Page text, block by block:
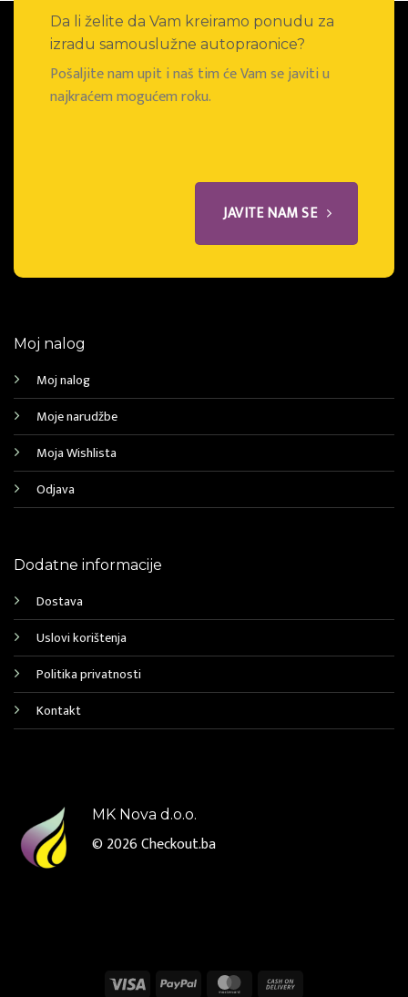
Da li želite da Vam kreiramo ponudu za
izradu samouslužne autopraonice?
Pošaljite nam upit i naš tim će Vam se javiti u
najkraćem mogućem roku.
JAVITE NAM SE
Moj nalog
Moj nalog
Moje narudžbe
Moja Wishlista
Odjava
Dodatne informacije
Dostava
Uslovi korištenja
Politika privatnosti
Kontakt
MK Nova d.o.o.
© 2026Checkout.ba